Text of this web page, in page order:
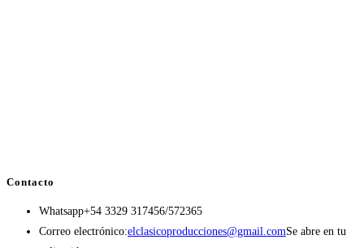
Contacto
Whatsapp+54 3329 317456/572365
Correo electrónico:elclasicoproducciones@gmail.comSe abre en tu